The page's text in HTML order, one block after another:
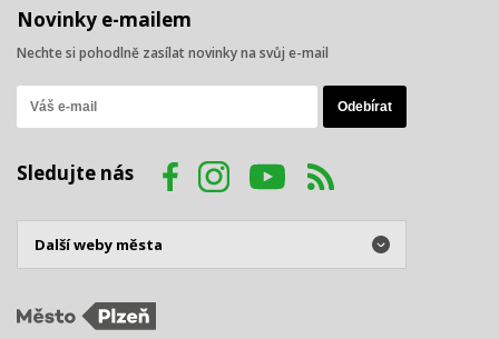
Novinky e-mailem
Nechte si pohodlně zasílat novinky na svůj e-mail
Sledujte nás